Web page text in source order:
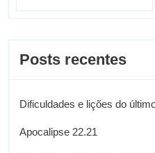
Posts recentes
Dificuldades e lições do
Apocalipse 22.21